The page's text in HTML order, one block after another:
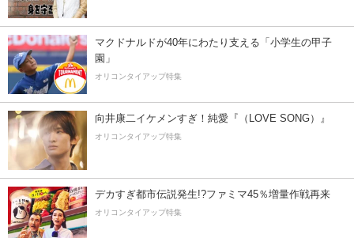
マクドナルドが40年にわたり支える「小学生の甲子
園」
オリコンタイアップ特集
向井康二イケメンすぎ！純愛『（LOVE SONG）』
オリコンタイアップ特集
デカすぎ都市伝説発生!?ファミマ45％増量作戦再来
オリコンタイアップ特集